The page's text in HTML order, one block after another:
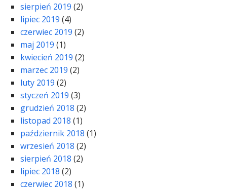
sierpień 2019 (2)
lipiec 2019 (4)
czerwiec 2019 (2)
maj 2019 (1)
kwiecień 2019 (2)
marzec 2019 (2)
luty 2019 (2)
styczeń 2019 (3)
grudzień 2018 (2)
listopad 2018 (1)
październik 2018 (1)
wrzesień 2018 (2)
sierpień 2018 (2)
lipiec 2018 (2)
czerwiec 2018 (1)